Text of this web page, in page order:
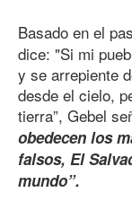
Basado en el
dice: "Si mi
y se arrepiente
desde el cielo,
tierra”, Gebel
obedecen los
falsos, El
mundo”.